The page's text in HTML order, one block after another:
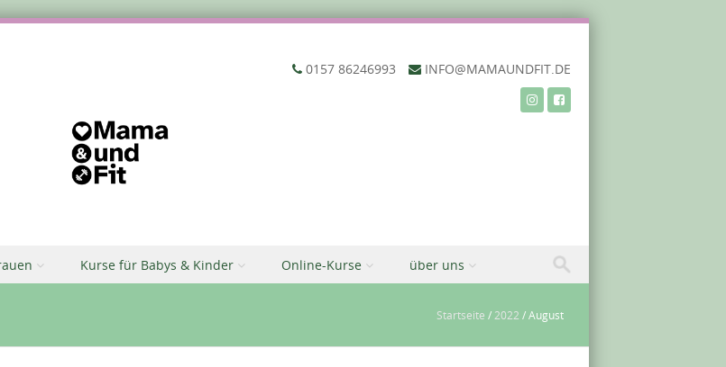
‭0157 86246993‬ INFO@MAMAUNDFIT.DE
Kurse für Babys & Kinder Online-Kurse über uns
Startseite / 2022 /August